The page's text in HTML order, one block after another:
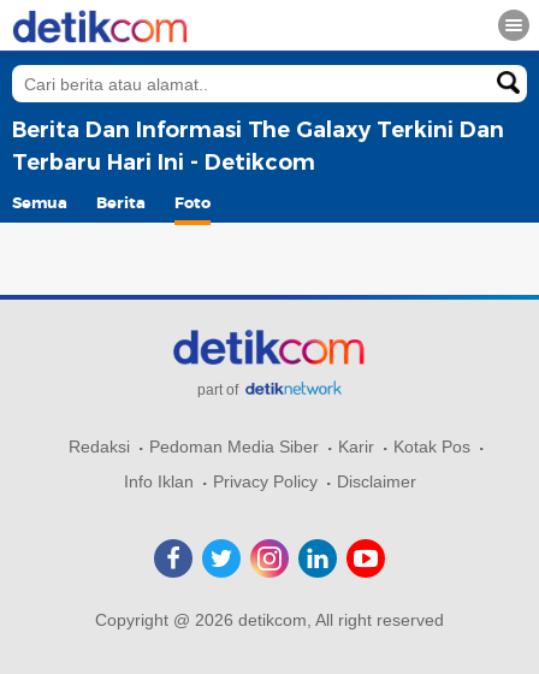
Berita Dan Informasi The Galaxy Terkini Dan
Terbaru Hari Ini - Detikcom
Semua Berita Foto
part of
Redaksi Pedoman Media Siber Karir
Kotak Pos
Info Iklan
Privacy Policy Disclaimer
Copyright @ 2026 detikcom, All right reserved